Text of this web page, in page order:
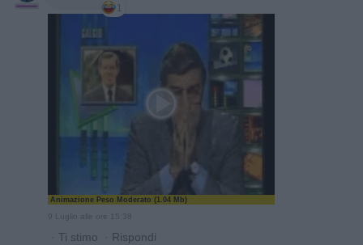
1
Animazione Peso Moderato (1.04 Mb)
9 Luglio alle ore 15:38
· Ti stimo · Rispondi